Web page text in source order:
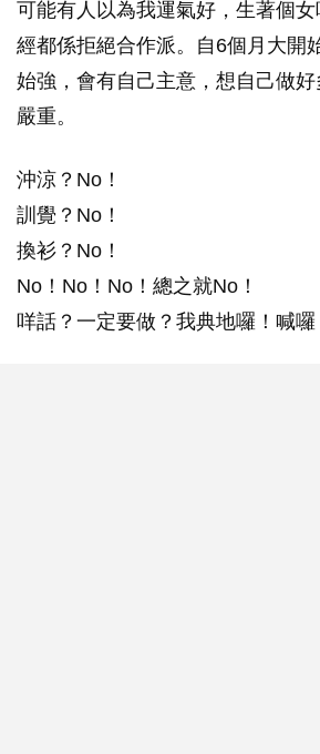
可能有人以為我運氣好，生著個
經都係拒絕合作派。自6個月大開
始強，會有自己主意，想自己做
嚴重。
沖涼？No！
訓覺？No！
換衫？No！
No！No！No！總之就No！
咩話？一定要做？我典地囉！喊囉